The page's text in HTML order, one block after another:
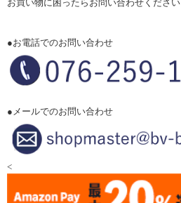
お買い物に困ったらお問い合わせください
●お電話でのお問い合わせ
●メールでのお問い合わせ
<